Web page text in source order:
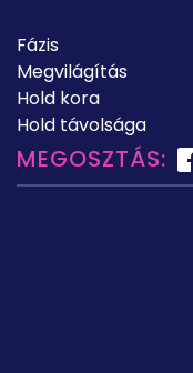
Fázis
Megvilágítás
Hold kora
Hold távolsága
MEGOSZTÁS: